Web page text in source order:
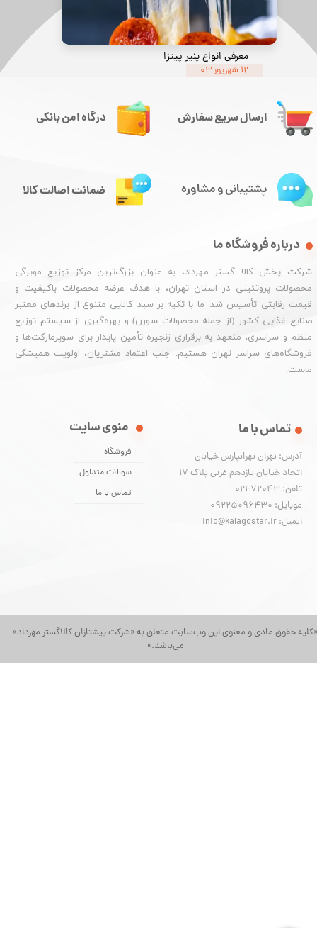
معرفی انواع پنیر پیتزا
۱۲ شهریور ۰۳
حقوق مادی و معنوی این وب‌سایت متعلق به «شرکت پیشتازان کالاگستر مهرداد»
می‌باشد.»
ارسال سریع سفارش
درباره فروشگاه ما
شرکت پخش کالا گستر مهرداد، به عنوان بزرگ‌ترین مرکز توزیع مویرگی
محصولات پروتئینی در استان تهران، با هدف عرضه محصولات باکیفیت و
قیمت رقابتی تأسیس شد. ما با تکیه بر سبد کالایی متنوع از برندهای معتبر
صنایع غذایی کشور (از جمله محصولات سورن) و بهره‌گیری از سیستم توزیع
منظم و سراسری، متعهد به برقراری زنجیره تأمین پایدار برای سوپرمارکت‌ها و
فروشگاه‌های سراسر تهران هستیم. جلب اعتماد مشتریان، اولویت همیشگی
ماست.
منوی سایت
فروشگاه
سوالات متداول
تماس با ما
تماس با ما
آدرس: تهران تهرانپارس خیابان
اتحاد خیابان یازدهم غربی پلاک ۱۷
تلفن: 72043-021
موبایل: 09225096430
ایمیل: info@kalagostar.ir
درگاه امن بانکی
پشتیبانی و مشاوره ضمانت اصالت کالا